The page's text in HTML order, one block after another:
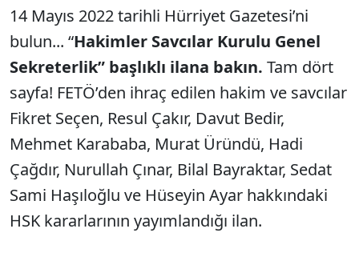
14 Mayıs 2022 tarihli Hürriyet Gazetesi’ni
bulun... “Hakimler Savcılar Kurulu Genel
Sekreterlik” başlıklı ilana bakın. Tam dört
sayfa! FETÖ’den ihraç edilen hakim ve savcılar
Fikret Seçen, Resul Çakır, Davut Bedir,
Mehmet Karababa, Murat Üründü, Hadi
Çağdır, Nurullah Çınar, Bilal Bayraktar, Sedat
Sami Haşıloğlu ve Hüseyin Ayar hakkındaki
HSK kararlarının yayımlandığı ilan.